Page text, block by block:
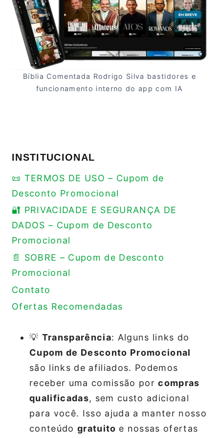
Bíblia Comentada Rodrigo Silva bastidores e
funcionamento interno do app com IA
INSTITUCIONAL
📜 TERMOS DE USO – Cupom de
Desconto Promocional
🔐 PRIVACIDADE E SEGURANÇA DE
DADOS – Cupom de Desconto
Promocional
📄 SOBRE – Cupom de Desconto
Promocional
Contato
Ofertas Recomendadas
💡 Transparência: Alguns links do
Cupom de Desconto Promocional
são links de afiliados. Podemos
receber uma comissão porcompras
qualificadas, sem custo adicional
para você. Isso ajuda a manter nosso
conteúdo gratuito e nossas ofertas